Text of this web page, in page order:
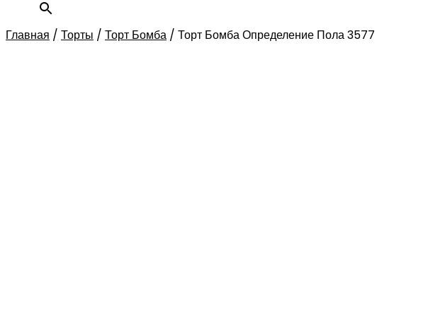
Главная / Торты / Торт Бомба / Торт Бомба Определение Пола 3577